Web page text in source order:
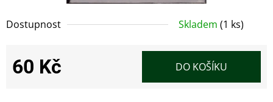
Dostupnost Skladem (1 ks)
60 Kč DO KOŠÍKU